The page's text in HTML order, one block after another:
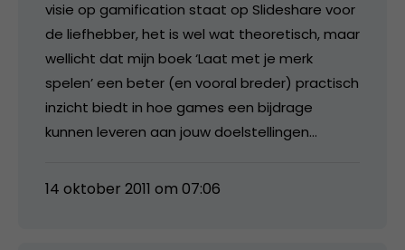
visie op gamification staat op Slideshare voor
de liefhebber, het is wel wat theoretisch, maar
wellicht dat mijn boek ‘Laat met je merk
spelen’ een beter (en vooral breder) practisch
inzicht biedt in hoe games een bijdrage
kunnen leveren aan jouw doelstellingen…
14 oktober 2011 om 07:06